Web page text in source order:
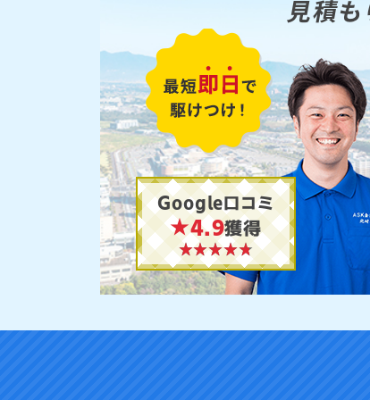
Google口コミ
★4.9獲得
見積